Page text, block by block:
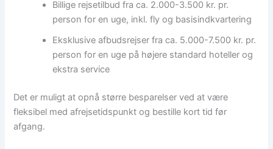
Billige rejsetilbud fra ca. 2.000-3.500 kr. pr.
person for en uge, inkl. fly og basisindkvartering
Eksklusive afbudsrejser fra ca. 5.000-7.500 kr. pr.
person for en uge på højere standard hoteller og
ekstra service
Det er muligt at opnå større besparelser ved at være
fleksibel med afrejsetidspunkt og bestille kort tid før
afgang.